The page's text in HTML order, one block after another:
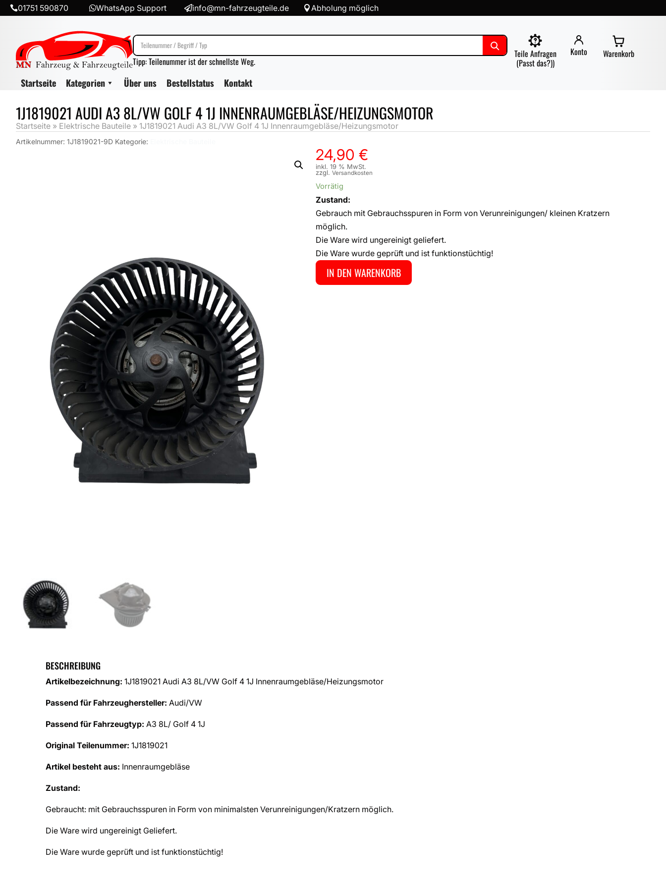
01751 590870 WhatsApp Support info@mn-fahrzeugteile.de Abholung möglich
Teile Anfragen
(Passt das?))
Konto Warenkorb
Tipp: Teilenummer ist der schnellste Weg.
Startseite Kategorien Über uns Bestellstatus Kontakt
1J1819021 AUDI A3 8L/VW GOLF 4 1J INNENRAUMGEBLÄSE/HEIZUNGSMOTOR
Startseite » Elektrische Bauteile » 1J1819021 Audi A3 8L/VW Golf 4 1J Innenraumgebläse/Heizungsmotor
Artikelnummer: 1J1819021-9D Kategorie:
24,90 €
inkl. 19 % MwSt.
zzgl. Versandkosten
Vorrätig
Zustand:
Gebrauch mit Gebrauchsspuren in Form von Verunreinigungen/ kleinen Kratzern
möglich.
Die Ware wird ungereinigt geliefert.
Die Ware wurde geprüft und ist funktionstüchtig!
IN DEN WARENKORB
BESCHREIBUNG
Artikelbezeichnung: 1J1819021 Audi A3 8L/VW Golf 4 1J Innenraumgebläse/Heizungsmotor
Passend für Fahrzeughersteller: Audi/VW
Passend für Fahrzeugtyp: A3 8L/ Golf 4 1J
Original Teilenummer: 1J1819021
Artikel besteht aus: Innenraumgebläse
Zustand:
Gebraucht: mit Gebrauchsspuren in Form von minimalsten Verunreinigungen/Kratzern möglich.
Die Ware wird ungereinigt Geliefert.
Die Ware wurde geprüft und ist funktionstüchtig!